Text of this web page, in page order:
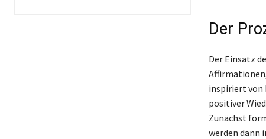
Der
Der Einsatz
inspiriert von
positiver
Zunächst
werden dann